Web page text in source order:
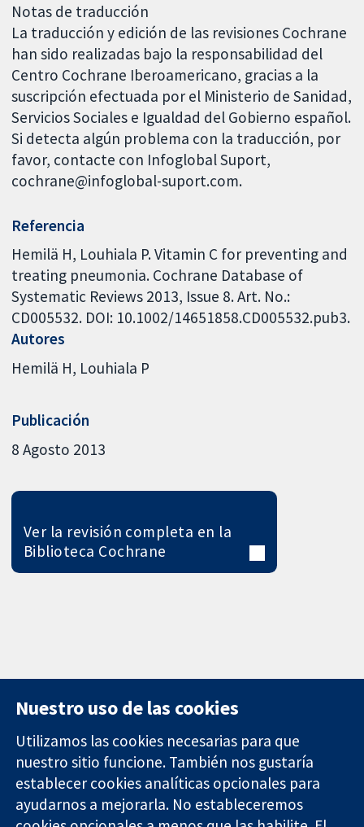
Notas de traducción
La traducción y edición de las revisiones Cochrane
han sido realizadas bajo la responsabilidad del
Centro Cochrane Iberoamericano, gracias a la
suscripción efectuada por el Ministerio de Sanidad,
Servicios Sociales e Igualdad del Gobierno español.
Si detecta algún problema con la traducción, por
favor, contacte con Infoglobal Suport,
cochrane@infoglobal-suport.com.
Referencia
Hemilä H, Louhiala P. Vitamin C for preventing and
treating pneumonia. Cochrane Database of
Systematic Reviews 2013, Issue 8. Art. No.:
CD005532. DOI: 10.1002/14651858.CD005532.pub3.
Autores
Hemilä H Louhiala P
Publicación
8 Agosto 2013
Ver la revisión completa en la
Biblioteca Cochrane
Evidencia fiable.
Decisiones
11-13 Cavendish
Square
Londres
W1G 0AN
Contacto
Noticias
Prensa
Sobre
Nuestro uso de las cookies
Utilizamos las cookies necesarias para que
nuestro sitio funcione. También nos gustaría
establecer cookies analíticas opcionales para
ayudarnos a mejorarla. No estableceremos